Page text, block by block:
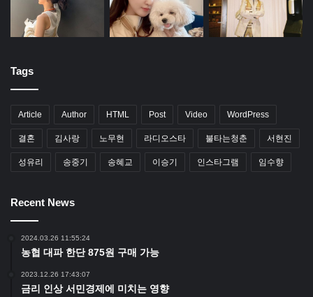
Tags
Article Author HTML Post Video WordPress
결혼 김사랑 노무현 라디오스타 불타는청춘 서현진
성유리 송중기 송혜교 이승기 인스타그램 임수향
Recent News
2024.03.26 11:55:24
농협 대파 한단 875원 구매 가능
2023.12.26 17:43:07
금리 인상 서민경제에 미치는 영향